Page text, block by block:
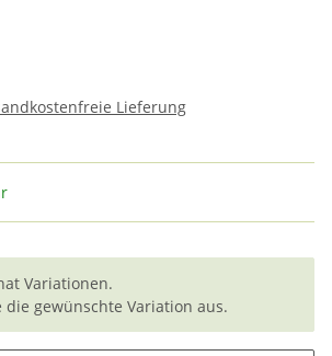
Lieferung
Variationen.
die gewünschte Variation aus.